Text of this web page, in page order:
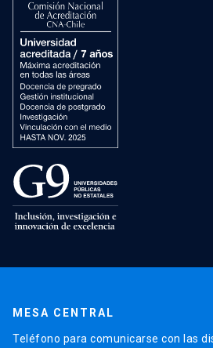
MESA CENTRAL
Teléfono para comunicarse con las